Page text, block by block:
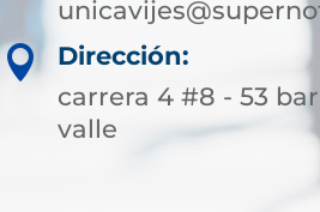

Dirección:
carrera 4 #8 - 53
valle